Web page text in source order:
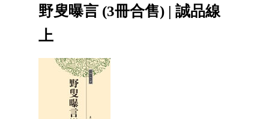
野叟曝言 (3冊合售) | 誠品線
上